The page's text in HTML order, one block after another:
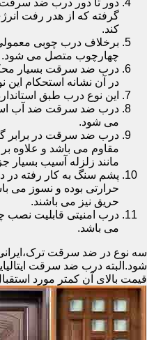
گرفته که از هدر رفت
کند.
برخلاف درب چوبی
چهارچوب متصل می شود.
درب ضد سرقت بسیار
در آن نشانه استحکام
این نوع درب طبق
درب ضد سرقت ضد آب
می شود.
درب ضد سرقت در برابر
مقاوم می باشد و علاوه
مانند زلزله آسیب بسیار
پشم سنگ به کار رفته
حرارتی بوده و نسوز می
حریق نیز می باشند.
درب امنیتی قابلیت نصب
می باشد.
سه نوع در ضد سرقت
شود.البته درب ضد سرقت
قیمت بالای آن کمتر مورد